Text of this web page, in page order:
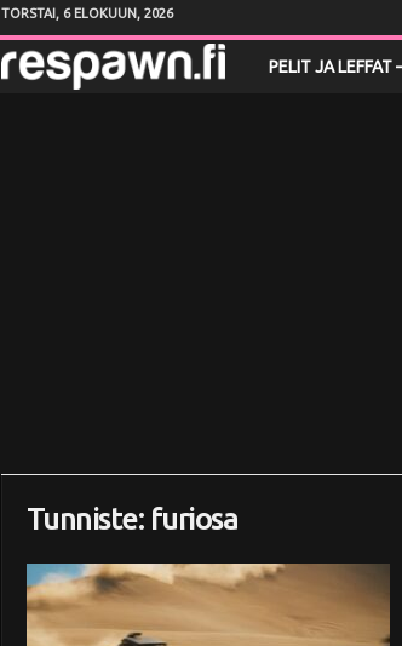
TORSTAI, 6 ELOKUUN, 2026
PELIT JA LEFFAT
Tunniste: furiosa